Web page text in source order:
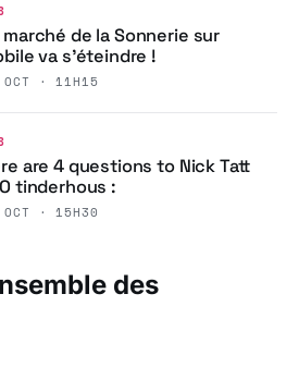
marché de la Sonnerie sur
va s’éteindre !
· 11H15
are 4 questions to Nick Tatt
tinderhous :
· 15H30
des